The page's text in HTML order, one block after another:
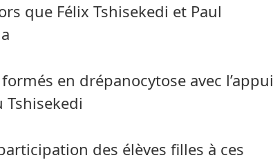
que Félix Tshisekedi et Paul
en drépanocytose avec l’appui
des élèves filles à ces